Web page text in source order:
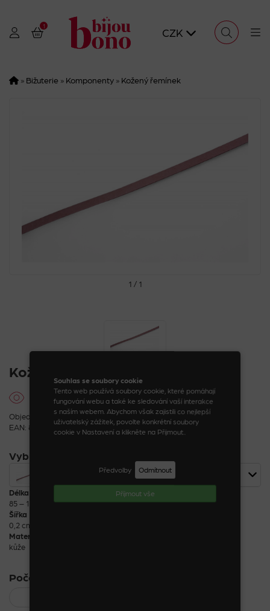
Souhlas se soubory cookie
Tento web používá soubory cookie, které pomáhají
fungování webu a také ke sledování vaší interakce
s naším webem. Abychom však zajistili co nejlepší
uživatelský zážitek, povolte konkrétní soubory
cookie v Nastavení a klikněte na Přijmout..
Předvolby Odmítnout
Příjmout vše
1
CZK
» Bižuterie » Komponenty» Kožený řemínek
1 / 1
Kožený řemínek
Objednací kód: 16353_2_2
EAN: 8590888163536
Vybrat variantu
Kožený řemínek světle růžový 15 Kč
Délka
85 – 100 cm
Šířka
0,2 cm
Materiál
kůže
Počet kusů: